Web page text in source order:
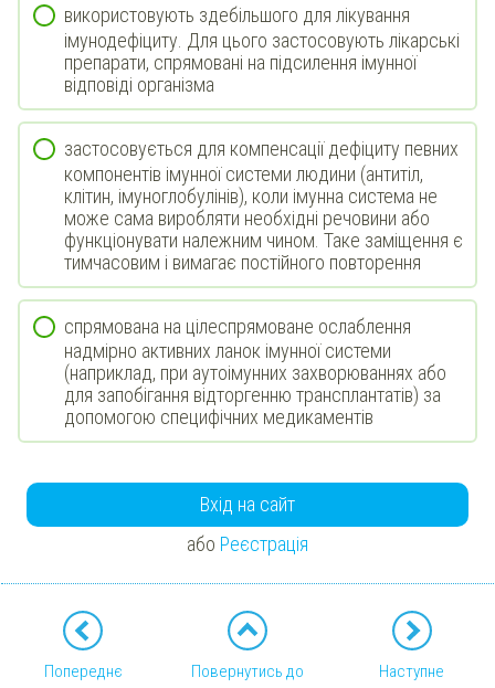
використовують здебільшого для лікування
імунодефіциту. Для цього застосовують лікарські
препарати, спрямовані на підсилення імунної
відповіді організма
застосовується для компенсації дефіциту певних
компонентів імунної системи людини (антитіл,
клітин, імуноглобулінів), коли імунна система не
може сама виробляти необхідні речовини або
функціонувати належним чином. Таке заміщення є
тимчасовим і вимагає постійного повторення
спрямована на цілеспрямоване ослаблення
надмірно активних ланок імунної системи
(наприклад, при аутоімунних захворюваннях або
для запобігання відторгенню трансплантатів) за
допомогою специфічних медикаментів
Вхід на сайт
або Реєстрація
Попереднє
Повернутись до
Наступне